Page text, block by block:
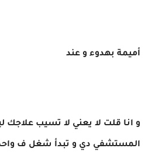
أميمة بهدوء و عند
و انا قلت لا يعني لا تسيب علاجك
المستشفي دي و تبدأ شغل ف